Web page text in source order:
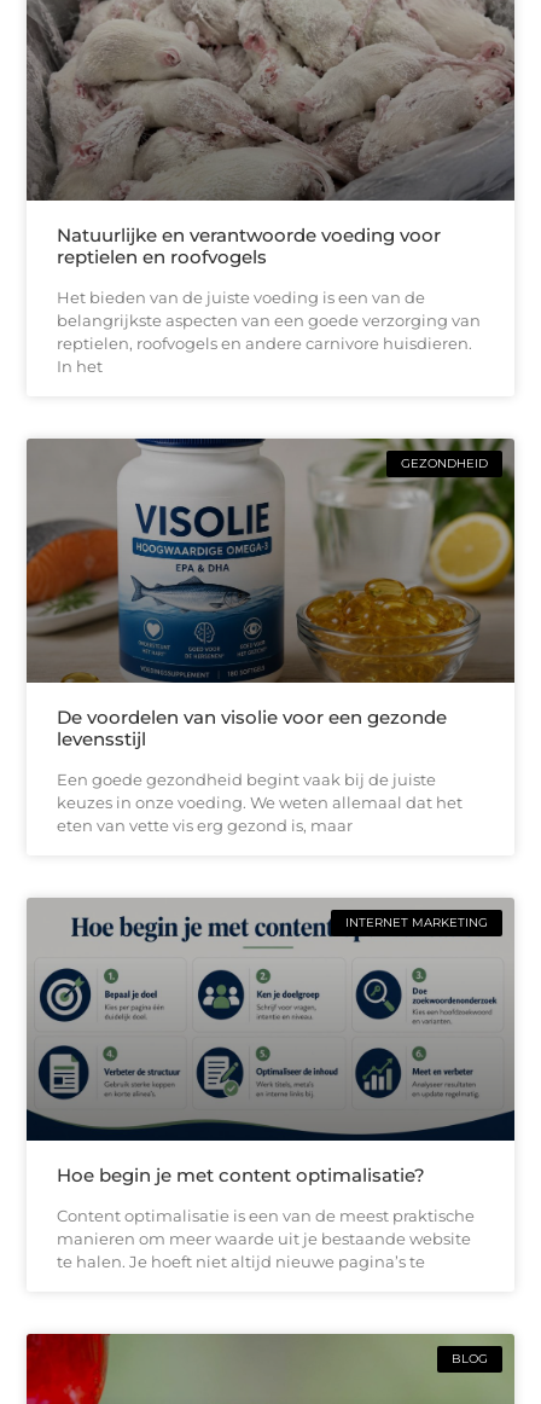
Natuurlijke en verantwoorde voeding voor
reptielen en roofvogels
Het bieden van de juiste voeding is een van de
belangrijkste aspecten van een goede verzorging van
reptielen, roofvogels en andere carnivore huisdieren.
In het
GEZONDHEID
De voordelen van visolie voor een gezonde
levensstijl
Een goede gezondheid begint vaak bij de juiste
keuzes in onze voeding. We weten allemaal dat het
eten van vette vis erg gezond is, maar
INTERNET MARKETING
Hoe begin je met content optimalisatie?
Content optimalisatie is een van de meest praktische
manieren om meer waarde uit je bestaande website
te halen. Je hoeft niet altijd nieuwe pagina’s te
BLOG